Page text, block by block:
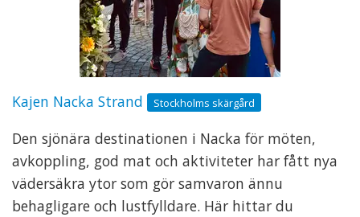
Kajen Nacka Strand Stockholms skärgård
Den sjönära destinationen i Nacka för möten,
avkoppling, god mat och aktiviteter har fått nya
vädersäkra ytor som gör samvaron ännu
behagligare och lustfylldare. Här hittar du